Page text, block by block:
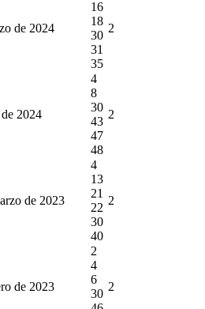
de 2024
16
18
30
31
35
2
2024
4
8
30
43
47
48
2
de 2023
4
13
21
22
30
40
2
de 2023
2
4
6
30
2